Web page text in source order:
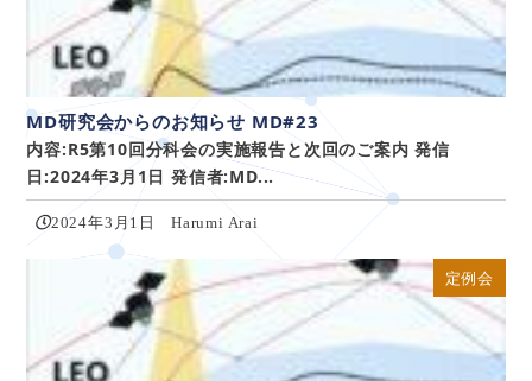
MD研究会からのお知らせ MD#23
内容:R5第10回分科会の実施報告と次回のご案内 発信
日:2024年3月1日 発信者:MD...
2024年3月1日 Harumi Arai
定例会